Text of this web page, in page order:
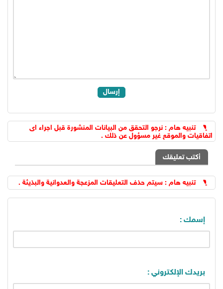
إرسال
تنبيه هام : نرجو التحقق من البيانات المنشورة قبل اجراء اى
اتفاقيات والموقع غير مسؤول عن ذلك .
أكتب تعليقك
تنبيه هام : سيتم حذف التعليقات المزعجة والعدوانية والبذيئة .
إسمك :
بريدك الإلكتروني :